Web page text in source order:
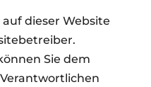
dieser Website
Sie dem